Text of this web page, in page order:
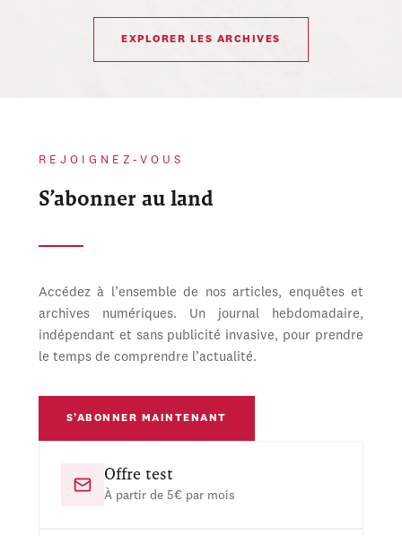
EXPLORER LES ARCHIVES
REJOIGNEZ-VOUS
S’abonner au land
Accédez à l’ensemble de nos articles, enquêtes et
archives numériques. Un journal hebdomadaire,
indépendant et sans publicité invasive, pour prendre
le temps de comprendre l’actualité.
S’ABONNER MAINTENANT
Offre test
À partir de 5€ par mois